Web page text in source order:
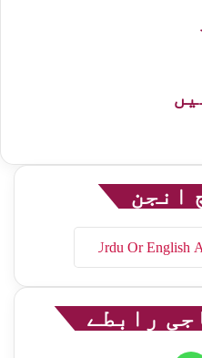
انجن
رابطے